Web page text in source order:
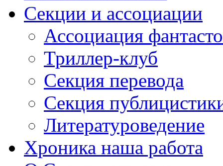
Секции и ассоциации
Ассоциация
Триллер-клуб
Секция перевода
Секция
Литературоведение
Хроника наша работа